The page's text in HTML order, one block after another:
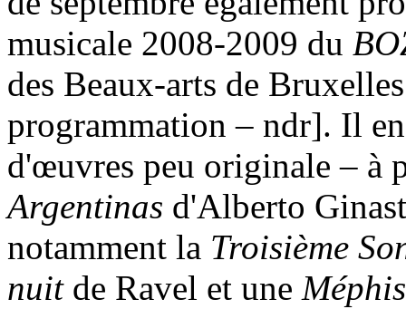
musicale 2008-2009 du
des Beaux-arts de
programmation – ndr]. Il
d'œuvres peu originale – à
Argentinas d'Alberto
notamment la Troisième
nuitde Ravel et une